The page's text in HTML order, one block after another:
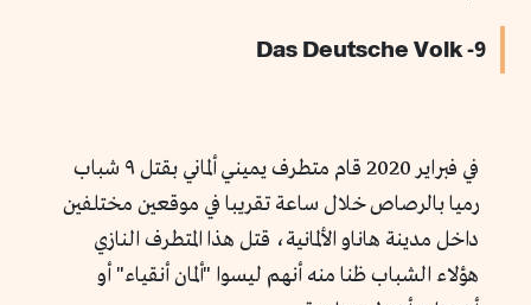
9- Das Deutsche Volk
في فبراير 2020 قام متطرف يميني ألماني بقتل ٩ شباب
رميا بالرصاص خلال ساعة تقريبا في موقعين مختلفين
داخل مدينة هاناو الألمانية، قتل هذا المتطرف النازي
هؤلاء الشباب ظنا منه أنهم ليسوا "ألمان أنقياء" أو